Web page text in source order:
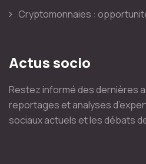
Cryptomonnaies :
Actus socio
Restez informé des dernières
reportages et analyses
sociaux actuels et les débats